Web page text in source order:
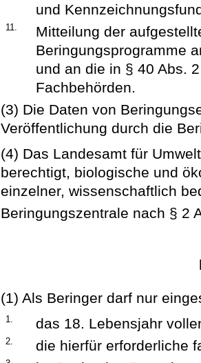
und
11.
Mitteilung der
Beringungsprogramme
und an die in § 40 Abs.
Fachbehörden.
(3) Die Daten von
Veröffentlichung durch die
(4) Das Landesamt für
berechtigt, biologische und
einzelner, wissenschaftlich
Beringungszentrale nach § 2
(1) Als Beringer darf nur
1. das 18. Lebensjahr
2. die hierfür erforderliche